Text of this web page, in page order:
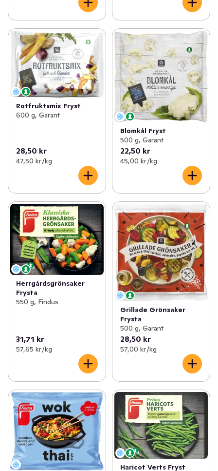
Rotfruktsmix Fryst
600 g, Garant
28,50 kr
47,50 kr /kg
Blomkål Fryst
500 g, Garant
22,50 kr
45,00 kr /kg
Herrgårdsgrönsaker
Frysta
550 g, Findus
31,71 kr
57,65 kr /kg
Grillade Grönsaker
Frysta
500 g, Garant
28,50 kr
57,00 kr /kg
Haricot Verts Fryst